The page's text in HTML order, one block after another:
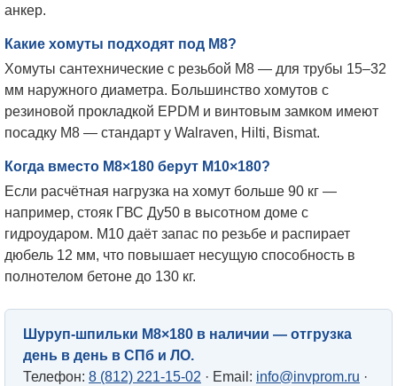
анкер.
Какие хомуты подходят под М8?
Хомуты сантехнические с резьбой М8 — для трубы 15–32
мм наружного диаметра. Большинство хомутов с
резиновой прокладкой EPDM и винтовым замком имеют
посадку М8 — стандарт у Walraven, Hilti, Bismat.
Когда вместо М8×180 берут М10×180?
Если расчётная нагрузка на хомут больше 90 кг —
например, стояк ГВС Ду50 в высотном доме с
гидроударом. М10 даёт запас по резьбе и распирает
дюбель 12 мм, что повышает несущую способность в
полнотелом бетоне до 130 кг.
Шуруп-шпильки М8×180 в наличии — отгрузка
день в день в СПб и ЛО.
Телефон: 8 (812) 221-15-02 · Email: info@invprom.ru ·